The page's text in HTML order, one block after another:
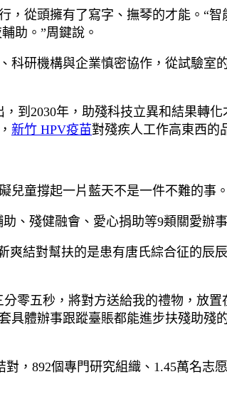
從頭擁有了寫字、撫琴的才能。“
助。”周鍵說。
研機構與企業慎密協作，從試驗室
到2030年，助殘科技立異和結果轉
新竹 HPV疫苗對殘疾人工作高東西的
兒童撐起一片藍天不是一件不難的事。
、殘健融會、愛心捐助等9類關愛辦
結對幫扶的是患有唐氏綜合征的辰
零五秒，將對方送給我的禮物，放
體辦事跟蹤臺賬都能進步扶殘助殘
，892個專門研究組織、1.45萬名志